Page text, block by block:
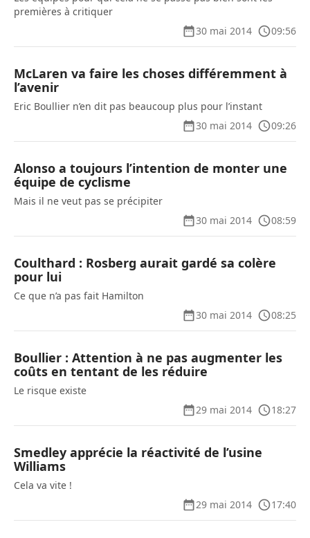
premières à critiquer
30 mai 2014
09:56
McLaren va faire les choses différemment à
l’avenir
Eric Boullier n’en dit pas beaucoup plus pour l’instant
30 mai 2014
09:26
Alonso a toujours l’intention de monter une
équipe de cyclisme
Mais il ne veut pas se précipiter
30 mai 2014
08:59
Coulthard : Rosberg aurait gardé sa colère
pour lui
Ce que n’a pas fait Hamilton
30 mai 2014
08:25
Boullier : Attention à ne pas augmenter les
coûts en tentant de les réduire
Le risque existe
29 mai 2014
18:27
Smedley apprécie la réactivité de l’usine
Williams
Cela va vite !
29 mai 2014
17:40